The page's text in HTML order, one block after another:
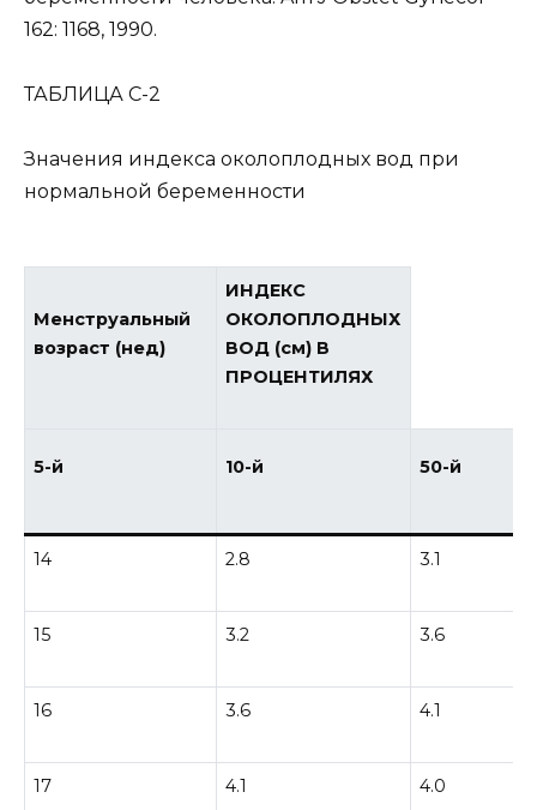
162: 1168, 1990.
ТАБЛИЦА С-2
Значения индекса околоплодных вод при
нормальной беременности
Менструальный
возраст (нед)
ИНДЕКС
ОКОЛОПЛОДНЫХ
ВОД (см) В
ПРОЦЕНТИЛЯХ
5-й 10-й 50-й
14 2.8 3.1
15 3.2 3.6
16 3.6 4.1
17 4.1 4.0